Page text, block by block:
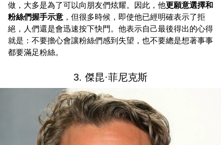
做，大多是為了可以向朋友們炫耀。因此，他更願意選擇和
粉絲們握手示意 ，但很多時候，即使他已經明確表示了拒
絕，人們還是會迅速按下快門。他表示自己最後得出的心得
就是：不要擔心會讓粉絲們感到失望，也不要總是想著事事
都要滿足粉絲。
3. 傑昆·菲尼克斯